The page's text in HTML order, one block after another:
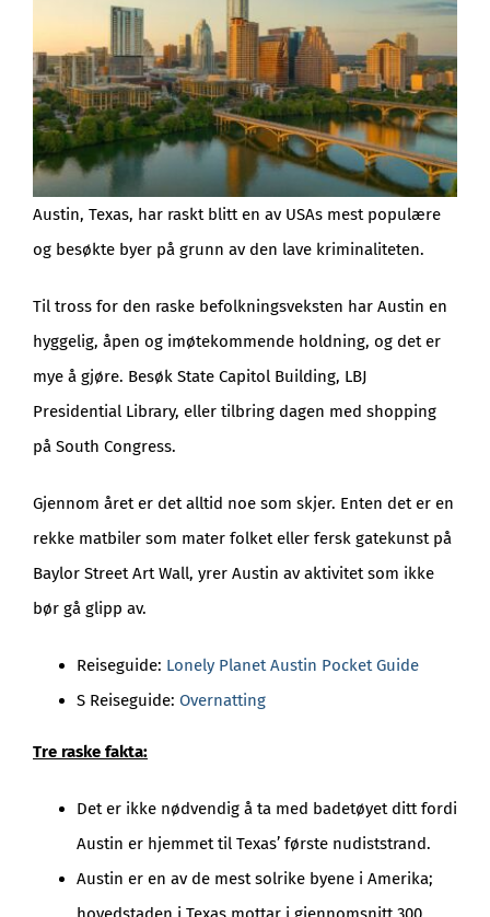
Austin, Texas, har raskt blitt en av USAs mest populære
og besøkte byer på grunn av den lave kriminaliteten.
Til tross for den raske befolkningsveksten har Austin en
hyggelig, åpen og imøtekommende holdning, og det er
mye å gjøre. Besøk State Capitol Building, LBJ
Presidential Library, eller tilbring dagen med shopping
på South Congress.
Gjennom året er det alltid noe som skjer. Enten det er en
rekke matbiler som mater folket eller fersk gatekunst på
Baylor Street Art Wall, yrer Austin av aktivitet som ikke
bør gå glipp av.
Reiseguide: Lonely Planet Austin Pocket Guide
S Reiseguide: Overnatting
Tre raske fakta:
Det er ikke nødvendig å ta med badetøyet ditt fordi
Austin er hjemmet til Texas’ første nudiststrand.
Austin er en av de mest solrike byene i Amerika;